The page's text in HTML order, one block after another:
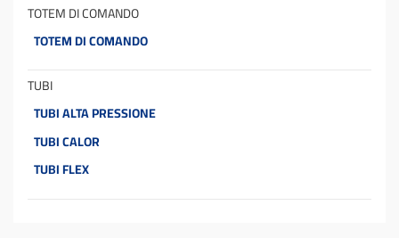
TOTEM DI COMANDO
TOTEM DI COMANDO
TUBI
TUBI ALTA PRESSIONE
TUBI CALOR
TUBI FLEX